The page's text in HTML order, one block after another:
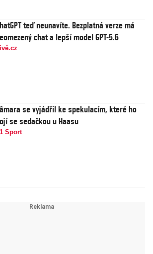
teď neunavíte. Bezplatná verze má
chat a lepší model GPT-5.6
se vyjádřil ke spekulacím, které ho
se sedačkou u Haasu
Sport